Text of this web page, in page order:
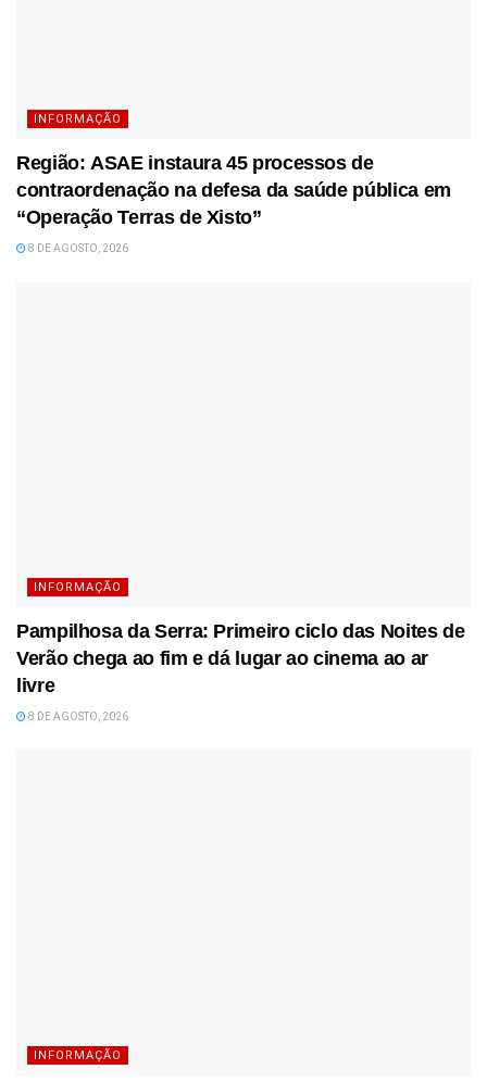
INFORMAÇÃO
Região: ASAE instaura 45 processos de
contraordenação na defesa da saúde pública em
“Operação Terras de Xisto”
8 DE AGOSTO, 2026
INFORMAÇÃO
Pampilhosa da Serra: Primeiro ciclo das Noites de
Verão chega ao fim e dá lugar ao cinema ao ar
livre
8 DE AGOSTO, 2026
INFORMAÇÃO